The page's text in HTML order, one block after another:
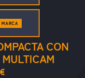
CON
MARCA